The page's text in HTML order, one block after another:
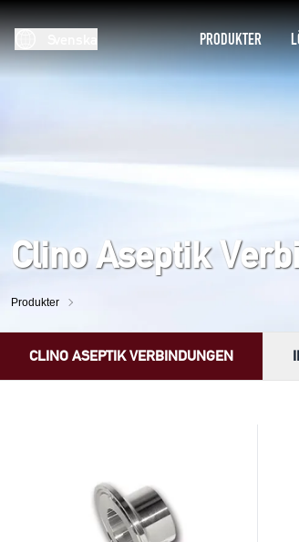
PRODUKTER
Clino Aseptik
Produkter
CLINO ASEPTIK VERBINDUNGEN